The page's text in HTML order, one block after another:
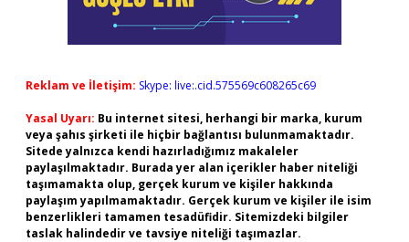
Reklam ve İletişim: Skype: live:.cid.575569c608265c69
Yasal Uyarı: Bu internet sitesi, herhangi bir marka, kurum
veya şahıs şirketi ile hiçbir bağlantısı bulunmamaktadır.
Sitede yalnızca kendi hazırladığımız makaleler
paylaşılmaktadır. Burada yer alan içerikler haber niteliği
taşımamakta olup, gerçek kurum ve kişiler hakkında
paylaşım yapılmamaktadır. Gerçek kurum ve kişiler ile isim
benzerlikleri tamamen tesadüfidir. Sitemizdeki bilgiler
taslak halindedir ve tavsiye niteliği taşımazlar.